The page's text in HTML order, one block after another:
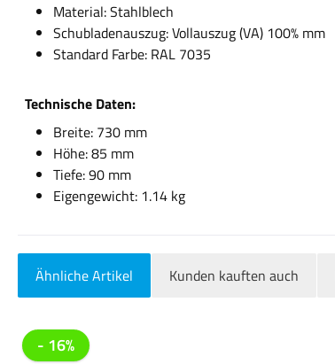
Material: Stahlblech
Schubladenauszug: Vollauszug (VA) 100% mm
Standard Farbe: RAL 7035
Technische Daten:
Breite: 730 mm
Höhe: 85 mm
Tiefe: 90 mm
Eigengewicht: 1.14 kg
Ähnliche Artikel Kunden kauften auch
Produktgalerie überspringen
- 16%